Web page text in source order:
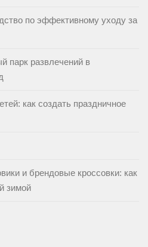
по эффективному уходу за
парк развлечений в
как создать праздничное
и брендовые кроссовки: как
зимой